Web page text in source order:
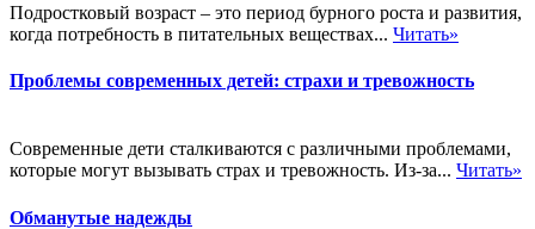
Подростковый возраст – это период бурного роста и развития,
когда потребность в питательных веществах... Читать»
Проблемы современных детей: страхи и тревожность
Современные дети сталкиваются с различными проблемами,
которые могут вызывать страх и тревожность. Из-за... Читать»
Обманутые надежды